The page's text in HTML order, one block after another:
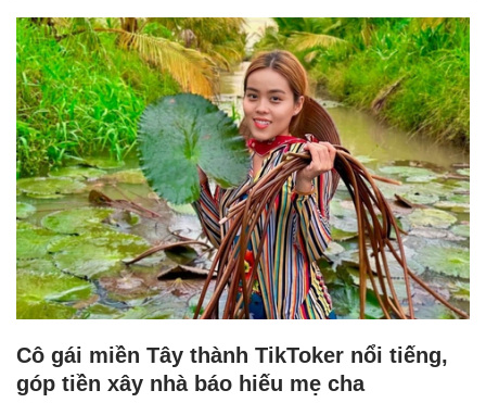
Cô gái miền Tây thành TikToker nổi tiếng,
góp tiền xây nhà báo hiếu mẹ cha